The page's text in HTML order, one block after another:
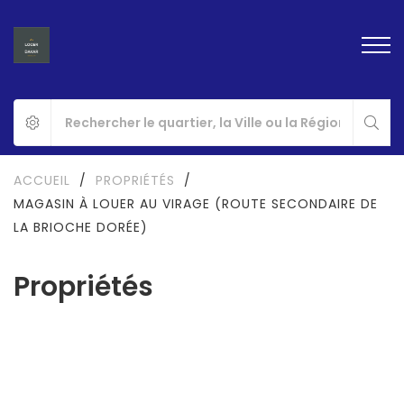
Propriétés
ACCUEIL / PROPRIÉTÉS
/
MAGASIN À LOUER AU VIRAGE (ROUTE SECONDAIRE DE
LA BRIOCHE DORÉE)